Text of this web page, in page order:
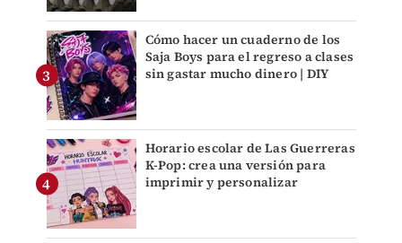
Cómo hacer un cuaderno de los
Saja Boys para el regreso a clases
sin gastar mucho dinero | DIY
Horario escolar de Las Guerreras
K-Pop: crea una versión para
imprimir y personalizar